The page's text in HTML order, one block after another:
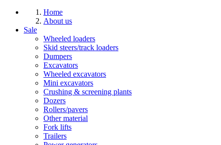
Home
About us
Sale
Wheeled loaders
Skid steers/track loaders
Dumpers
Excavators
Wheeled excavators
Mini excavators
Crushing & screening plants
Dozers
Rollers/pavers
Other material
Fork lifts
Trailers